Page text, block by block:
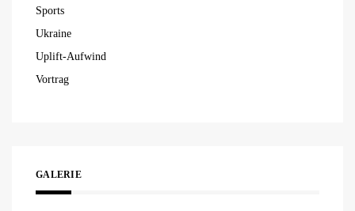
Sports
Ukraine
Uplift-Aufwind
Vortrag
GALERIE